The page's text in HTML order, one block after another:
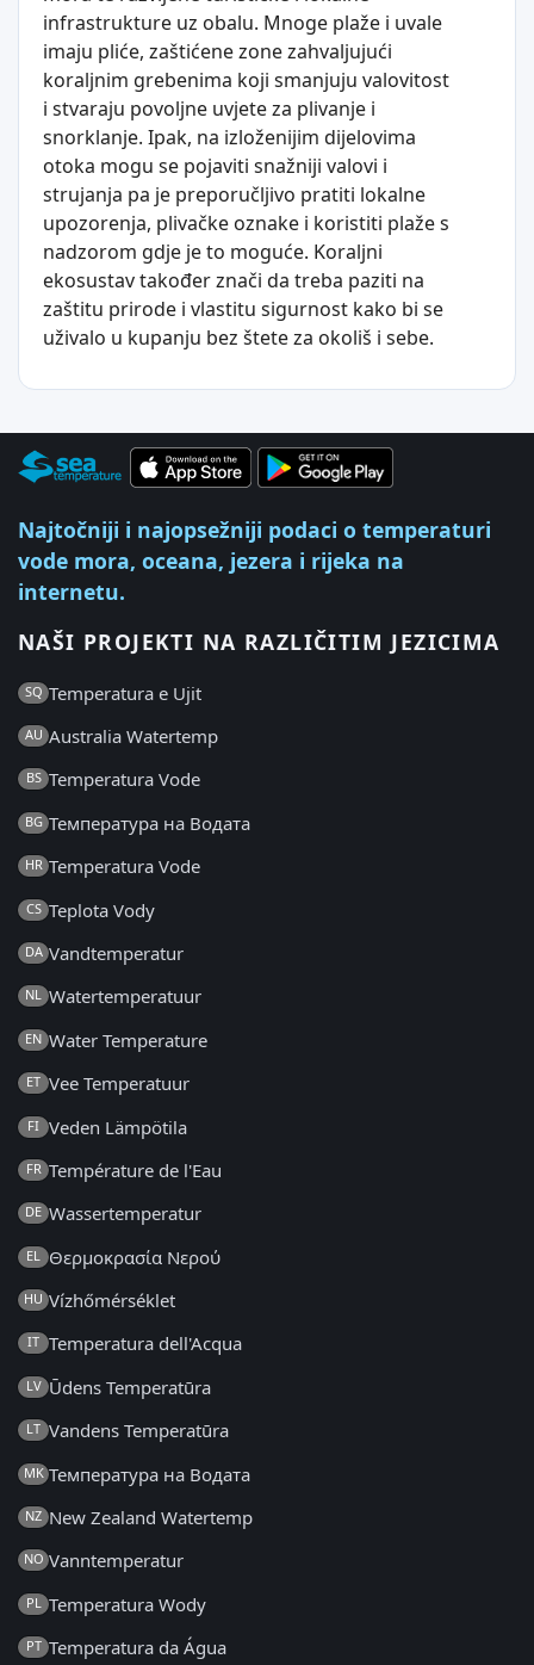
infrastrukture uz obalu. Mnoge plaže i uvale
imaju pliće, zaštićene zone zahvaljujući
koraljnim grebenima koji smanjuju valovitost
i stvaraju povoljne uvjete za plivanje i
snorklanje. Ipak, na izloženijim dijelovima
otoka mogu se pojaviti snažniji valovi i
strujanja pa je preporučljivo pratiti lokalne
upozorenja, plivačke oznake i koristiti plaže s
nadzorom gdje je to moguće. Koraljni
ekosustav također znači da treba paziti na
zaštitu prirode i vlastitu sigurnost kako bi se
uživalo u kupanju bez štete za okoliš i sebe.
Najtočniji i najopsežniji podaci o temperaturi
vode mora, oceana, jezera i rijeka na
internetu.
NAŠI PROJEKTI NA RAZLIČITIM JEZICIMA
SQ Temperatura e Ujit
AU Australia Watertemp
BS Temperatura Vode
BG Температура на Водата
HR Temperatura Vode
CS Teplota Vody
DA Vandtemperatur
NL Watertemperatuur
EN Water Temperature
ET Vee Temperatuur
FI Veden Lämpötila
FR Température de l'Eau
DE Wassertemperatur
EL Θερμοκρασία Νερού
HU Vízhőmérséklet
IT Temperatura dell'Acqua
LV Ūdens Temperatūra
LT Vandens Temperatūra
MK Температура на Водата
NZ New Zealand Watertemp
NO Vanntemperatur
PL Temperatura Wody
PT Temperatura da Água